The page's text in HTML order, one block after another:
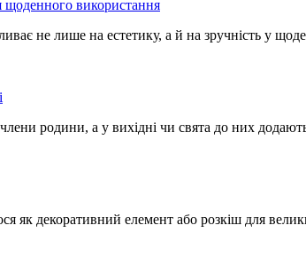
щоденного використання
не лише на естетику, а й на зручність у
родини, а у вихідні чи свята до них
як декоративний елемент або розкіш для